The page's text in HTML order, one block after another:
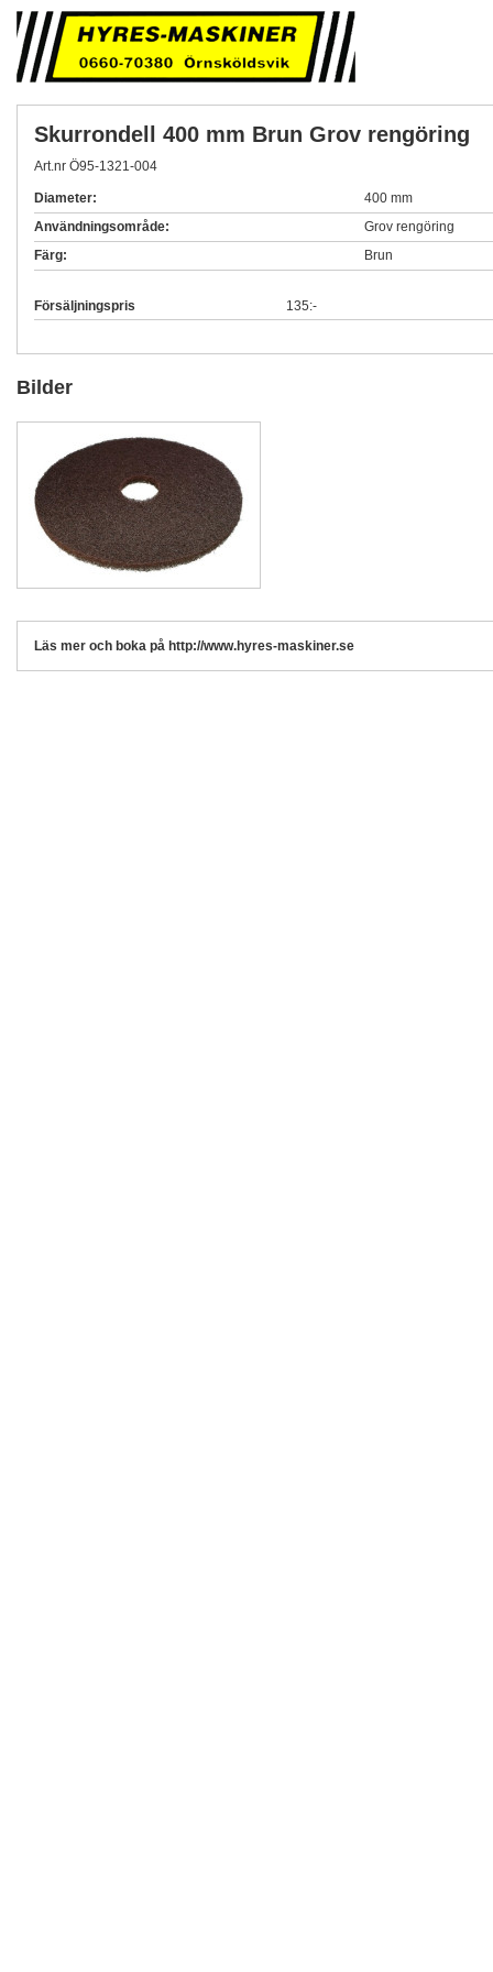
Skurrondell 400 mm Brun Grov rengöring
Art.nr Ö95-1321-004
Diameter:
400 mm
Användningsområde:
Grov rengöring
Färg:
Brun
Försäljningspris 135:-
Bilder
Läs mer och boka på http://www.hyres-maskiner.se